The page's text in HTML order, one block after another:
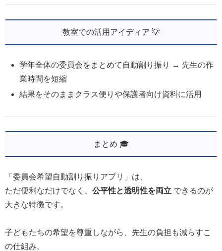
教室での活用アイディア 💡
学年全体の委員会をまとめて自動割り振り → 先生の作
業時間を短縮
結果をそのままクラス便りや保護者向け資料に活用
まとめ 🎓
「委員会希望自動割り振りアプリ」は、
ただ便利なだけでなく、 公平性と透明性を両立 できるのが
大きな特徴です。
子どもたちの希望を尊重しながら、先生の負担も減らすこ
の仕組み。